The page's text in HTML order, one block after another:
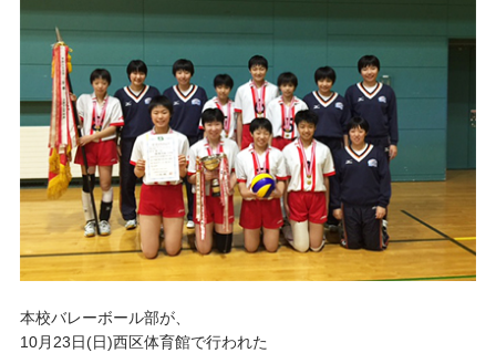
本校バレーボール部が、
10月23日(日)西区体育館で行われた